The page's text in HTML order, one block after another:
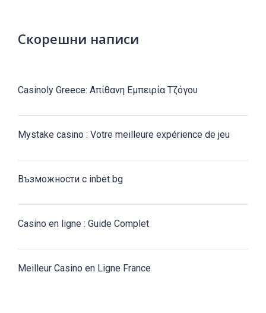
Скорешни написи
Casinoly Greece: Απίθανη Εμπειρία Τζόγου
Mystake casino : Votre meilleure expérience de jeu
Възможности с inbet bg
Casino en ligne : Guide Complet
Meilleur Casino en Ligne France